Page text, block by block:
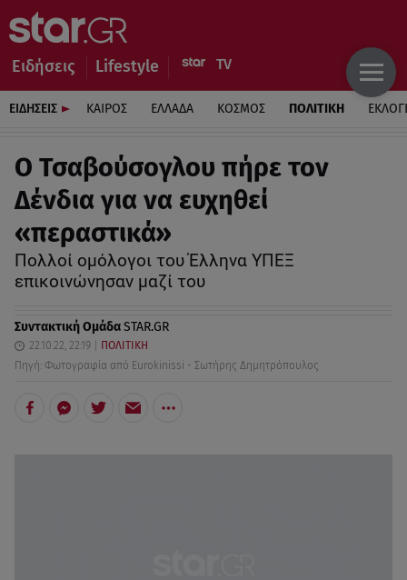
Ειδήσεις Lifestyle
ΕΙΔΗΣΕΙΣ ΚΑΙΡΟΣ ΕΛΛΑΔΑ ΚΟΣΜΟΣ ΠΟΛΙΤΙΚΗ
Ο Τσαβούσογλου πήρε τον
Δένδια για να ευχηθεί
«περαστικά»
Πολλοί ομόλογοι του Έλληνα ΥΠΕΞ
επικοινώνησαν μαζί του
Συντακτική ΟμάδαSTAR.GR
22.10.22, 22:19
ΠΟΛΙΤΙΚΗ
Πηγή: Φωτογραφία από Eurokinissi - Σωτήρης Δημητρόπουλος